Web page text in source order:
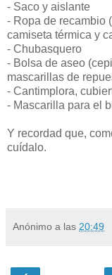
- Saco y aislante
- Ropa de recambio
camiseta térmica y
- Chubasquero
- Bolsa de aseo
mascarillas de
- Cantimplora,
- Mascarilla para el
Y recordad que,
cuídalo.
Anónimo a las 20:49